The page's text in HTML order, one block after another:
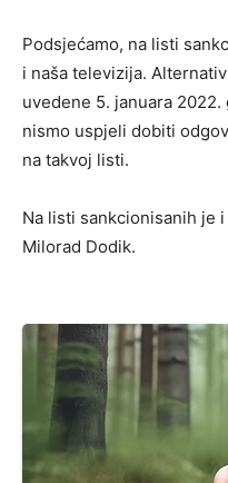
Podsjećamo, na listi
i naša televizija.
uvedene 5. januara
nismo uspjeli dobiti
na takvoj listi.
Na listi sankcionisanih je
Milorad Dodik.